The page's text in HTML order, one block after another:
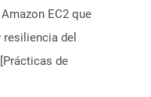
EC2 que
del
de